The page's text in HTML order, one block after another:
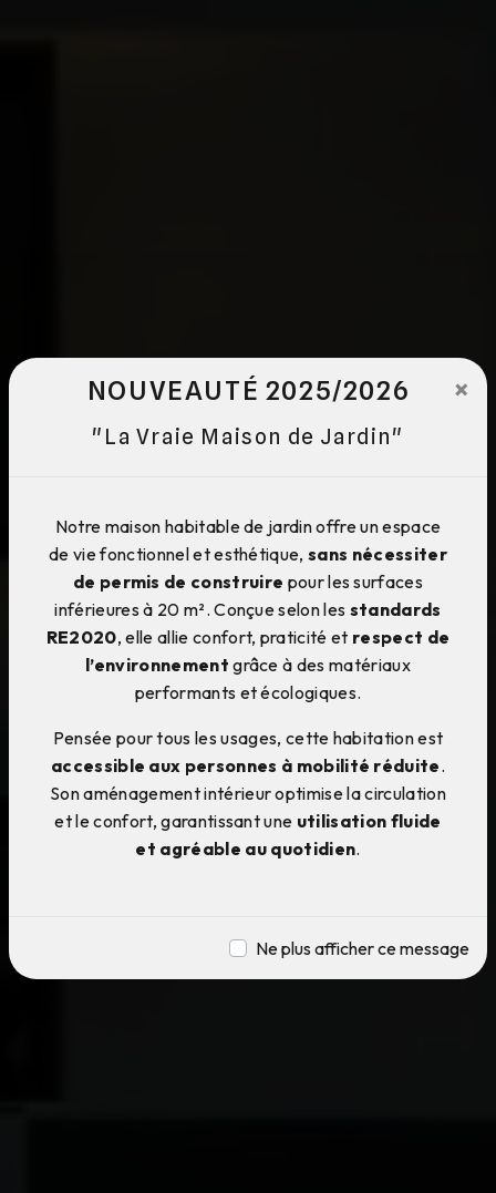
NOUVEAUTÉ 2025/2026
"La Vraie Maison de Jardin"
×
Notre maison habitable de jardin offre un espace
de vie fonctionnel et esthétique,sans nécessiter
de permis de construire pour les surfaces
inférieures à 20 m². Conçue selon les standards
RE2020, elle allie confort, praticité et respect de
l’environnement grâce à des matériaux
performants et écologiques.
Pensée pour tous les usages, cette habitation est
accessible aux personnes à mobilité réduite.
Son aménagement intérieur optimise la circulation
et le confort, garantissant une utilisation fluide
et agréable au quotidien.
Ne plus afficher ce message